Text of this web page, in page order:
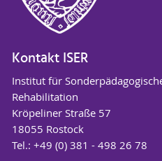
Kontakt ISER
Institut für
Rehabilitation
Kröpeliner Straße 57
18055 Rostock
Tel.: +49 (0) 381 - 498 26 78